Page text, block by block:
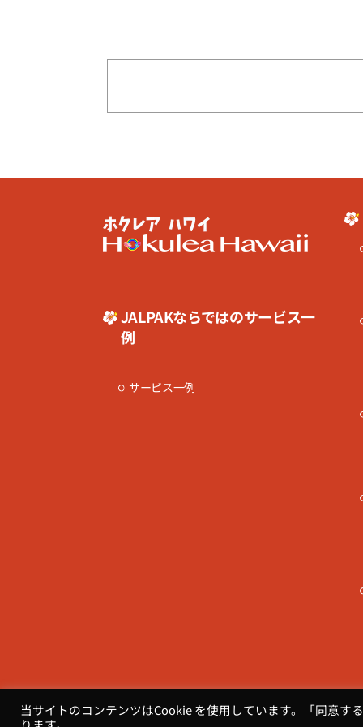
JALPAKならではのサービス一
例
サービス一例
当サイトのコンテンツはCookie を使用しています。「同意す